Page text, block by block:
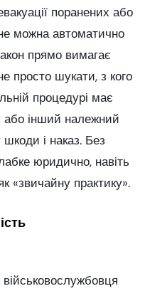
поранених або
можна автоматично
прямо вимагає
просто шукати, з кого
процедурі має
або інший належний
і наказ. Без
юридично, навіть
«звичайну практику».
військовослужбовця